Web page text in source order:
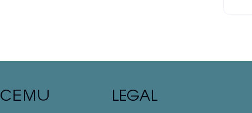
CEMU LEGAL